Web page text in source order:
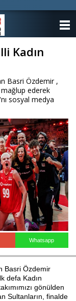
Kadın
Basri Özdemir ,
mağlup ederek
sosyal medya
Whatsapp
Basri Özdemir
defa Kadın
gönülden
Sultanların, finalde
KATEGORİLER
ANKETLER
FOTO GALERİ
VİDEO GALERİ
KÜNYE
İLETİŞİM
Haberin Doğru Adresi.